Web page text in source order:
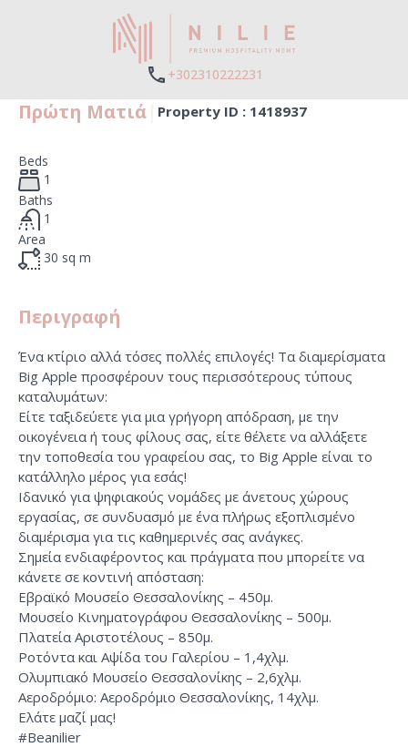
+302310222231
Πρώτη Ματιά Property ID : 1418937
Beds
1
Baths
1
Area
30 sq m
Περιγραφή
Ένα κτίριο αλλά τόσες πολλές επιλογές! Τα διαμερίσματα
Big Apple προσφέρουν τους περισσότερους τύπους
καταλυμάτων:
Είτε ταξιδεύετε για μια γρήγορη απόδραση, με την
οικογένεια ή τους φίλους σας, είτε θέλετε να αλλάξετε
την τοποθεσία του γραφείου σας, το Big Apple είναι το
κατάλληλο μέρος για εσάς!
Ιδανικό για ψηφιακούς νομάδες με άνετους χώρους
εργασίας, σε συνδυασμό με ένα πλήρως εξοπλισμένο
διαμέρισμα για τις καθημερινές σας ανάγκες.
Σημεία ενδιαφέροντος και πράγματα που μπορείτε να
κάνετε σε κοντινή απόσταση:
Εβραϊκό Μουσείο Θεσσαλονίκης – 450μ.
Μουσείο Κινηματογράφου Θεσσαλονίκης – 500μ.
Πλατεία Αριστοτέλους – 850μ.
Ροτόντα και Αψίδα του Γαλερίου – 1,4χλμ.
Ολυμπιακό Μουσείο Θεσσαλονίκης – 2,6χλμ.
Αεροδρόμιο: Αεροδρόμιο Θεσσαλονίκης, 14χλμ.
Ελάτε μαζί μας!
#Beanilier